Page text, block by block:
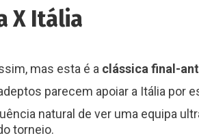
X Itália
mas esta é a clássica final-
parecem apoiar a Itália por
natural de ver uma equipa
torneio.